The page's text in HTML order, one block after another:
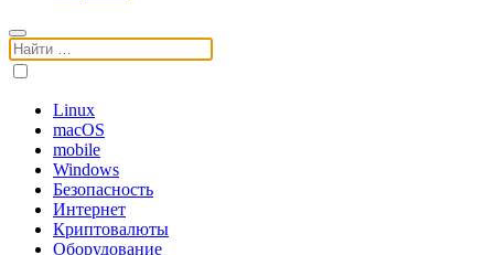
Поиск:
Linux
macOS
mobile
Windows
Безопасность
Интернет
Криптовалюты
Оборудование